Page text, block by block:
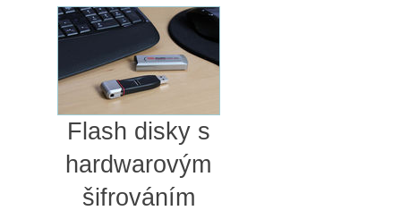
Flash disky s
hardwarovým
šifrováním